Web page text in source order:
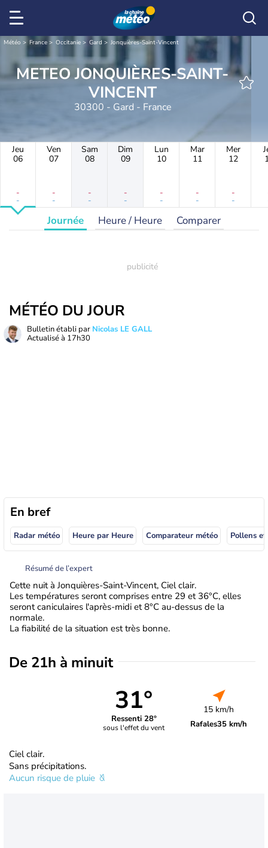
Météo France Occitanie Gard Jonquières-Saint-Vincent
METEO JONQUIÈRES-SAINT-
VINCENT
30300 - Gard - France
Jeu
06
-
-
Ven
07
-
-
Sam
08
-
-
Dim
09
-
-
Lun
10
-
-
Mar
11
-
-
Mer
12
-
-
Journée Heure / Heure Comparer
MÉTÉO DU JOUR
Bulletin établi par Nicolas LE GALL
Actualisé à 17h30
En bref
Radar météo Heure par Heure Comparateur météo Pollens
Résumé de l’expert
Cette nuit à Jonquières-Saint-Vincent, Ciel clair.
Les températures seront comprises entre 29 et 36°C, elles
seront caniculaires l'après-midi et 8°C au-dessus de la
normale.
La fiabilité de la situation est très bonne.
De 21h à minuit
31°
Ressenti 28°
sous l'effet du vent
15 km/h
Rafales35 km/h
Ciel clair.
Sans précipitations.
Aucun risque de pluie